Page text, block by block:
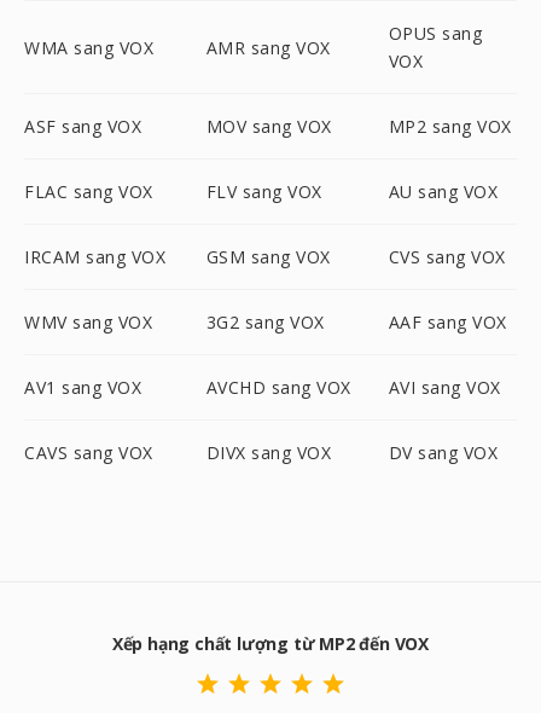
WMA sang VOX AMR sang VOX
OPUS sang
VOX
ASF sang VOX MOV sang VOX MP2 sang VOX
FLAC sang VOX FLV sang VOX AU sang VOX
IRCAM sang VOX GSM sang VOX CVS sang VOX
WMV sang VOX 3G2 sang VOX AAF sang VOX
AV1 sang VOX AVCHD sang VOX AVI sang VOX
CAVS sang VOX DIVX sang VOX DV sang VOX
Xếp hạng chất lượng từ MP2 đến VOX